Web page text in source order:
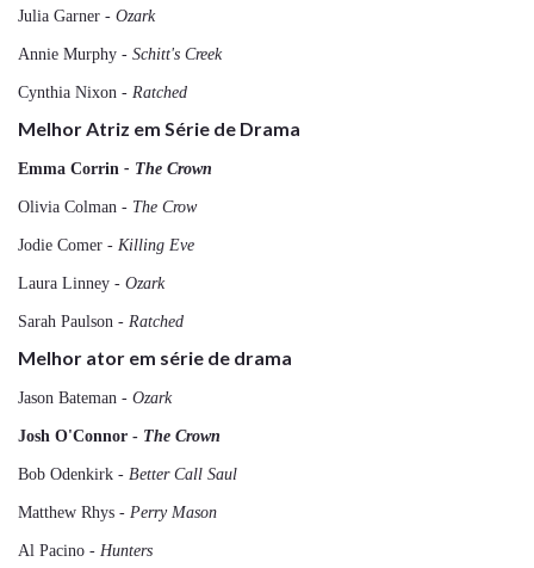
Julia Garner - Ozark
Annie Murphy - Schitt's Creek
Cynthia Nixon - Ratched
Melhor Atriz em Série de Drama
Emma Corrin - The Crown
Olivia Colman - The Crow
Jodie Comer - Killing Eve
Laura Linney - Ozark
Sarah Paulson - Ratched
Melhor ator em série de drama
Jason Bateman - Ozark
Josh O'Connor - The Crown
Bob Odenkirk - Better Call Saul
Matthew Rhys - Perry Mason
Al Pacino - Hunters